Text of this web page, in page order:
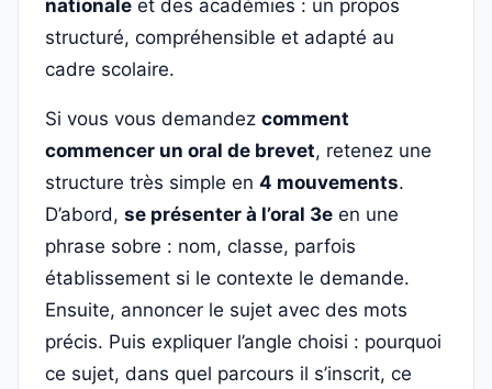
nationale et des académies : un propos
structuré, compréhensible et adapté au
cadre scolaire.
Si vous vous demandez comment
commencer un oral de brevet, retenez une
structure très simple en 4 mouvements.
D’abord, se présenter à l’oral 3e en une
phrase sobre : nom, classe, parfois
établissement si le contexte le demande.
Ensuite, annoncer le sujet avec des mots
précis. Puis expliquer l’angle choisi : pourquoi
ce sujet, dans quel parcours il s’inscrit, ce